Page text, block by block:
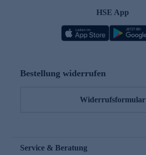
HSE App
Bestellung widerrufen
Widerrufsformular
Service & Beratung